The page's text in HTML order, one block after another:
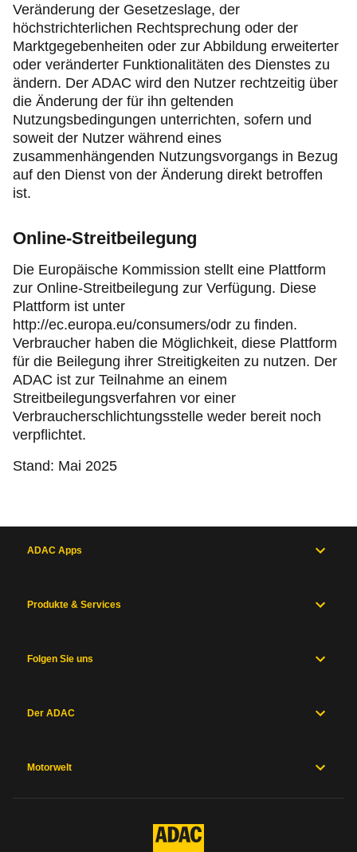
Veränderung der Gesetzeslage, der
höchstrichterlichen Rechtsprechung oder der
Marktgegebenheiten oder zur Abbildung erweiterter
oder veränderter Funktionalitäten des Dienstes zu
ändern. Der ADAC wird den Nutzer rechtzeitig über
die Änderung der für ihn geltenden
Nutzungsbedingungen unterrichten, sofern und
soweit der Nutzer während eines
zusammenhängenden Nutzungsvorgangs in Bezug
auf den Dienst von der Änderung direkt betroffen
ist.
Online-Streitbeilegung
Die Europäische Kommission stellt eine Plattform
zur Online-Streitbeilegung zur Verfügung. Diese
Plattform ist unter
http://ec.europa.eu/consumers/odr zu finden.
Verbraucher haben die Möglichkeit, diese Plattform
für die Beilegung ihrer Streitigkeiten zu nutzen. Der
ADAC ist zur Teilnahme an einem
Streitbeilegungsverfahren vor einer
Verbraucherschlichtungsstelle weder bereit noch
verpflichtet.
Stand: Mai 2025
ADAC Apps
Produkte & Services
Folgen Sie uns
Der ADAC
Motorwelt